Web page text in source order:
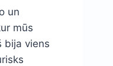
un
mūs
bija viens